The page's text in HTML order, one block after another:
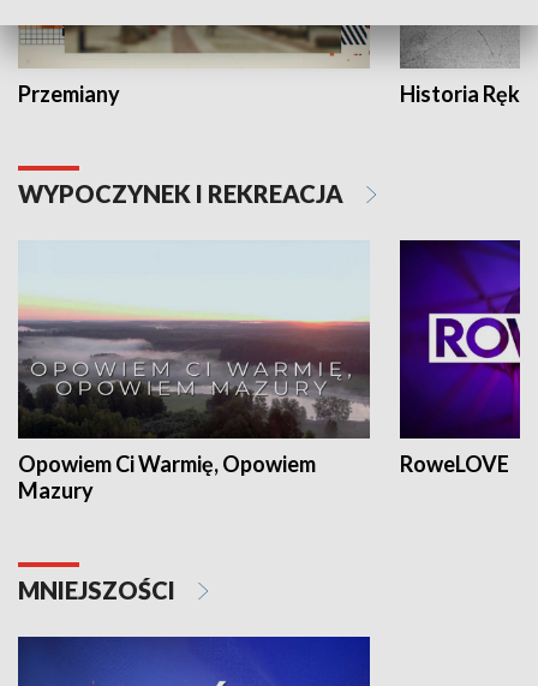
Przemiany Historia Ręką
WYPOCZYNEK I REKREACJA
Opowiem Ci Warmię, Opowiem
Mazury
RoweLOVE
MNIEJSZOŚCI